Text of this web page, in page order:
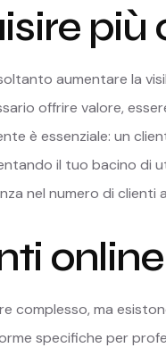
più
aumentare la
offrire valore,
è essenziale: un
il tuo bacino di
nel numero di clienti
online
complesso, ma
specifiche per